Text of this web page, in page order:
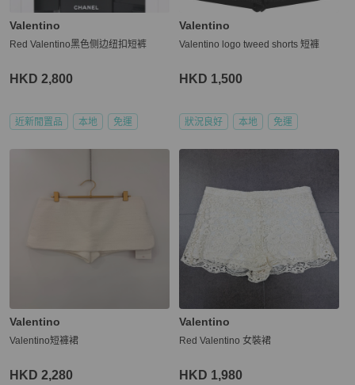
Valentino
Red Valentino黑色侧边纽扣短裤
HKD 2,800
近新閒置品 本地 免運
Valentino
Valentino logo tweed shorts 短褲
HKD 1,500
狀況良好 本地 免運
Valentino
Valentino短褲裙
HKD 2,280
Valentino
Red Valentino 女裝裙
HKD 1,980